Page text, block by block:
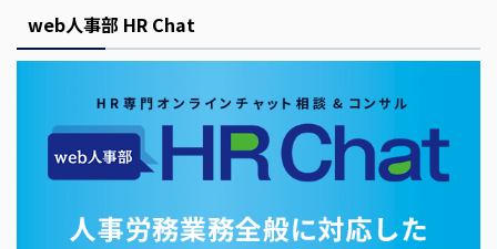
web人事部 HR Chat